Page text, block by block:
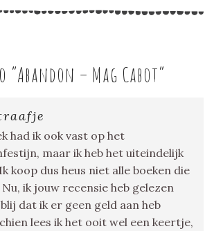
“Abandon – Mag Cabot”
had ik ook vast op het
maar ik heb het uiteindelijk
koop dus heus niet alle boeken die
Nu, ik jouw recensie heb gelezen
dat ik er geen geld aan heb
lees ik het ooit wel een keertje,